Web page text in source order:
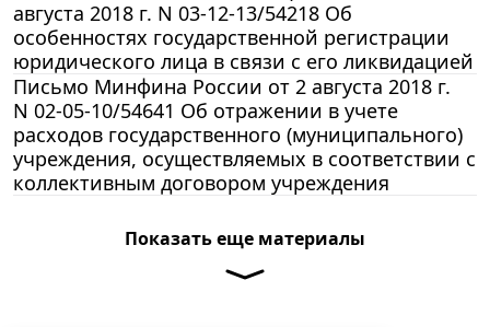
августа 2018 г. N 03-12-13/54218 Об
особенностях государственной регистрации
юридического лица в связи с его ликвидацией
Письмо Минфина России от 2 августа 2018 г.
N 02-05-10/54641 Об отражении в учете
расходов государственного (муниципального)
учреждения, осуществляемых в соответствии с
коллективным договором учреждения
Показать еще материалы